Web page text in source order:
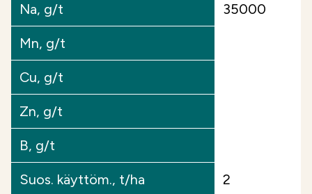
Na, g/t 35000
Mn, g/t
Cu, g/t
Zn, g/t
B, g/t
Suos. käyttöm., t/ha 2